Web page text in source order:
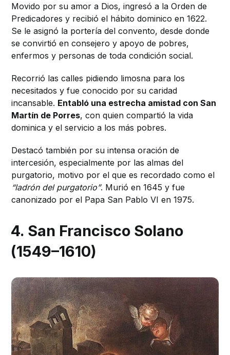
Movido por su amor a Dios, ingresó a la Orden de
Predicadores y recibió el hábito dominico en 1622.
Se le asignó la portería del convento, desde donde
se convirtió en consejero y apoyo de pobres,
enfermos y personas de toda condición social.
Recorrió las calles pidiendo limosna para los
necesitados y fue conocido por su caridad
incansable. Entabló una estrecha amistad con San
Martín de Porres, con quien compartió la vida
dominica y el servicio a los más pobres.
Destacó también por su intensa oración de
intercesión, especialmente por las almas del
purgatorio, motivo por el que es recordado como el
“ladrón del purgatorio”. Murió en 1645 y fue
canonizado por el Papa San Pablo VI en 1975.
4. San Francisco Solano
(1549–1610)